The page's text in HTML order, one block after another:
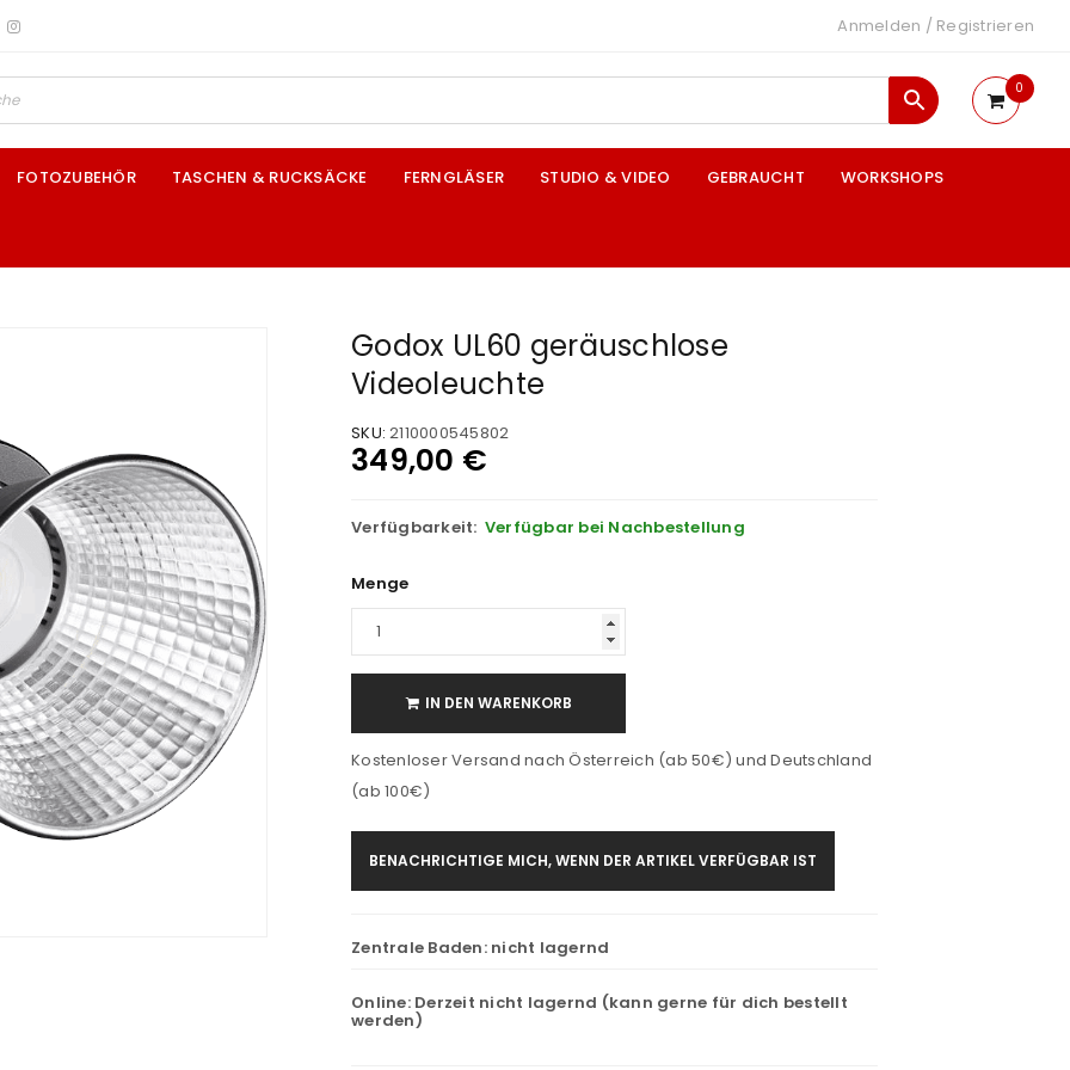
Anmelden / Registrieren
0
FOTOZUBEHÖR TASCHEN & RUCKSÄCKE FERNGLÄSER STUDIO & VIDEO GEBRAUCHT WORKSHOPS
Godox UL60 geräuschlose
Videoleuchte
SKU: 2110000545802
349,00 €
Verfügbarkeit: Verfügbar bei Nachbestellung
Menge
IN DEN WARENKORB
Kostenloser Versand nach Österreich (ab 50€) und Deutschland
(ab 100€)
BENACHRICHTIGE MICH, WENN DER ARTIKEL VERFÜGBAR IST
Zentrale Baden: nicht lagernd
Online: Derzeit nicht lagernd (kann gerne für dich bestellt
werden)